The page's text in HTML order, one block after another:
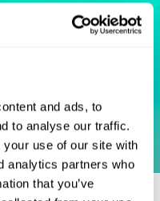
and ads, to
to analyse our traffic.
use of our site with
analytics partners who
that you’ve